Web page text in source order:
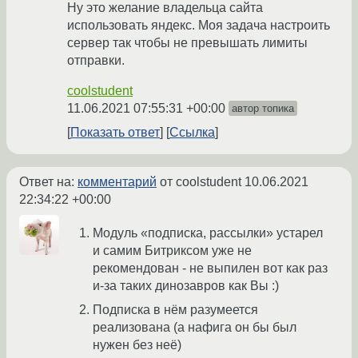
Ну это желание владельца сайта
использовать яндекс. Моя задача настроить
сервер так чтобы не превышать лимиты
отправки.
coolstudent
11.06.2021 07:55:31 +00:00 автор топика
Показать ответ Ссылка
Ответ на: комментарий от coolstudent 10.06.2021
22:34:22 +00:00
Модуль «подписка, рассылки» устарел
и самим Битриксом уже не
рекомендован - не выпилен вот как раз
и-за таких динозавров как Вы :)
Подписка в нём разумеется
реализована (а нафига он бы был
нужен без неё)